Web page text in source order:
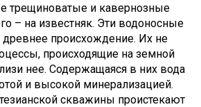
трещиноватые и кавернозные
– на известняк. Эти водоносные
происхождение. Их не
происходящие на земной
нее. Содержащаяся в них вода
и высокой минерализацией.
скважины проистекают